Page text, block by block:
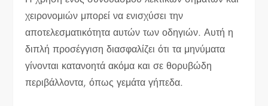
χειρονομιών μπορεί να ενισχύσει την
αποτελεσματικότητα αυτών των οδηγιών. Αυτή η
διπλή προσέγγιση διασφαλίζει ότι τα μηνύματα
γίνονται κατανοητά ακόμα και σε θορυβώδη
περιβάλλοντα, όπως γεμάτα γήπεδα.